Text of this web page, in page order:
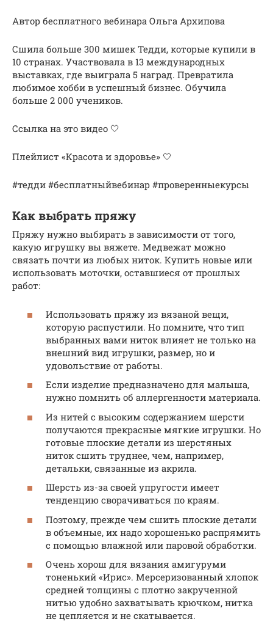
Автор бесплатного вебинара Ольга Архипова
Сшила больше 300 мишек Тедди, которые купили в
10 странах. Участвовала в 13 международных
выставках, где выиграла 5 наград. Превратила
любимое хобби в успешный бизнес. Обучила
больше 2 000 учеников.
Ссылка на это видео 🤍
Плейлист «Красота и здоровье» 🤍
#тедди #бесплатныйвебинар #проверенныекурсы
Как выбрать пряжу
Пряжу нужно выбирать в зависимости от того,
какую игрушку вы вяжете. Медвежат можно
связать почти из любых ниток. Купить новые или
использовать моточки, оставшиеся от прошлых
работ:
Использовать пряжу из вязаной вещи,
которую распустили. Но помните, что тип
выбранных вами ниток влияет не только на
внешний вид игрушки, размер, но и
удовольствие от работы.
Если изделие предназначено для малыша,
нужно помнить об аллергенности материала.
Из нитей с высоким содержанием шерсти
получаются прекрасные мягкие игрушки. Но
готовые плоские детали из шерстяных
ниток сшить труднее, чем, например,
детальки, связанные из акрила.
Шерсть из-за своей упругости имеет
тенденцию сворачиваться по краям.
Поэтому, прежде чем сшить плоские детали
в объемные, их надо хорошенько распрямить
с помощью влажной или паровой обработки.
Очень хорош для вязания амигуруми
тоненький «Ирис». Мерсеризованный хлопок
средней толщины с плотно закрученной
нитью удобно захватывать крючком, нитка
не цепляется и не скатывается.